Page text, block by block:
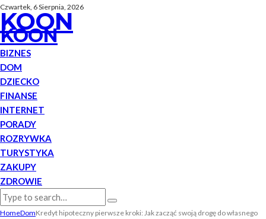
Czwartek, 6 Sierpnia, 2026
KOON
KOON
BIZNES
DOM
DZIECKO
FINANSE
INTERNET
PORADY
ROZRYWKA
TURYSTYKA
ZAKUPY
ZDROWIE
HomeDomKredyt hipoteczny pierwsze kroki: Jak zacząć swoją drogę do własnego